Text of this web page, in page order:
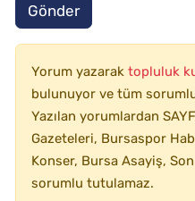
Gönder
Yorum yazarak topluluk
bulunuyor ve tüm
Yazılan yorumlardan
Gazeteleri, Bursaspor
Konser, Bursa Asayiş,
sorumlu tutulamaz.